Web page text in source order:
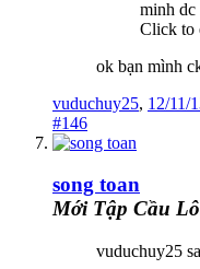
minh dc
Click to
ok bạn mình
vuduchuy25, 12/11/
#146
song toan
Mới Tập Cầu
vuduchuy25